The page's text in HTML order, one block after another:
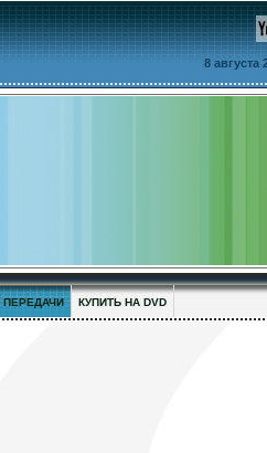
8 августа
ПЕРЕДАЧИ КУПИТЬ НА DVD